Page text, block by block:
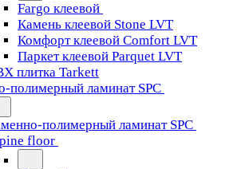
Fargo клеевой
Камень клеевой Stone LVT
Комфорт клеевой Comfort LVT
Паркет клеевой Parquet LVT
плитка Tarkett
полимерный ламинат SPC
полимерный ламинат SPC
floor